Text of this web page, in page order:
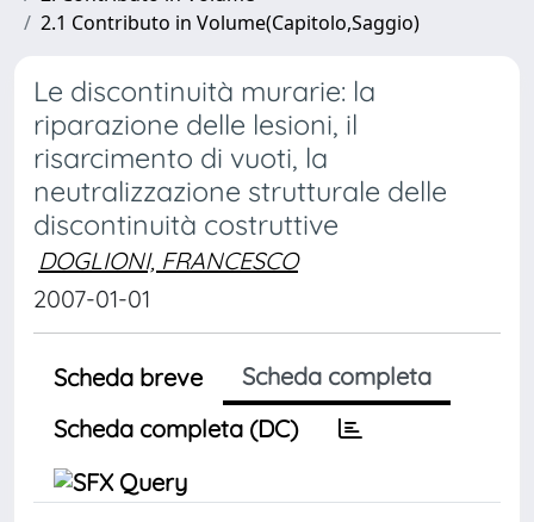
2.1 Contributo in Volume(Capitolo,Saggio)
Le discontinuità murarie: la
riparazione delle lesioni, il
risarcimento di vuoti, la
neutralizzazione strutturale delle
discontinuità costruttive
DOGLIONI, FRANCESCO
2007-01-01
Scheda breve
Scheda completa
Scheda completa (DC)